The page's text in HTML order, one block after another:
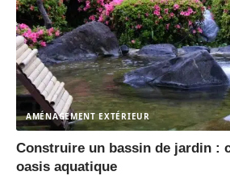
AMÉNAGEMENT EXTÉRIEUR
Construire un bassin de jardin :
oasis aquatique